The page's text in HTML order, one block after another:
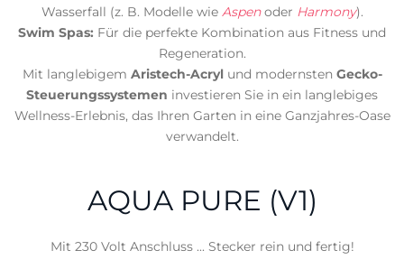
Wasserfall (z. B. Modelle wie Aspenoder Harmony).
Swim Spas: Für die perfekte Kombination aus Fitness und
Regeneration.
Mit langlebigem Aristech-Acrylund modernsten Gecko-
Steuerungssystemen investieren Sie in ein langlebiges
Wellness-Erlebnis, das Ihren Garten in eine Ganzjahres-Oase
verwandelt.
AQUA PURE (V1)
Mit 230 Volt Anschluss ... Stecker rein und fertig!